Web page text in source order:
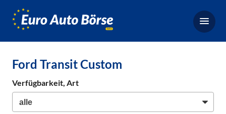
Börse,
für
Neuwagen
Ford Transit Custom
Verfügbarkeit, Art